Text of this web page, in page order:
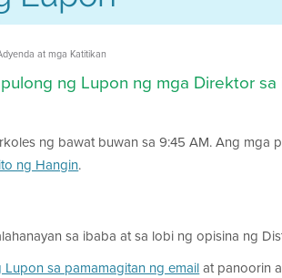
at mga Katitikan
ng Lupon ng mga Direktor sa
ng bawat buwan sa 9:45 AM. Ang mga
ng Hangin.
sa ibaba at sa lobi ng opisina ng
sa pamamagitan ng emailat panoorin